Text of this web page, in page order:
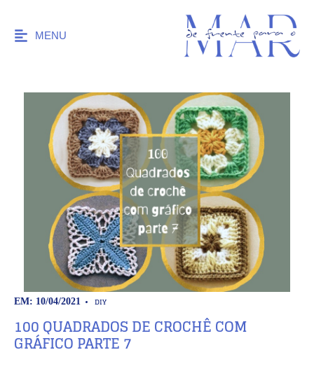
MENU
EM: 10/04/2021 DIY
100 QUADRADOS DE CROCHÊ COM
GRÁFICO PARTE 7